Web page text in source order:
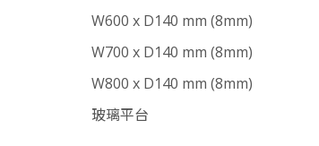
W600 x D140 mm (8mm)
W700 x D140 mm (8mm)
W800 x D140 mm (8mm)
玻璃平台